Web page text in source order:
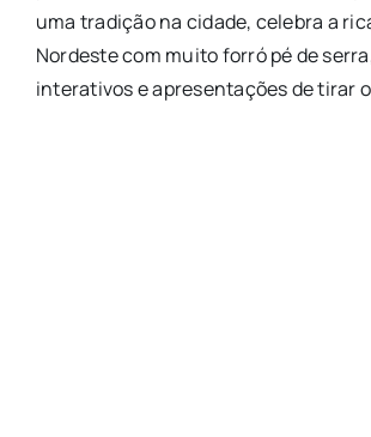
uma tradição na cidade, celebra a
Nordeste com muito forró pé de
interativos e apresentações de tirar